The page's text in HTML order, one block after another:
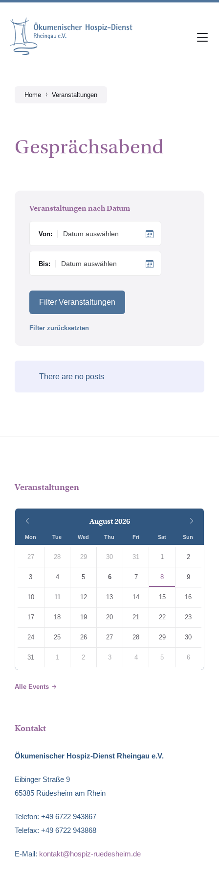
Skip
content
Skip
main
navigation
Skip
footer
Home Veranstaltungen
Gesprächsabend
Veranstaltungen nach Datum
Von:
Bis:
Filter Veranstaltungen
Filter zurücksetzten
There are no posts
Veranstaltungen
August2026
Month
Mon Tue Wed Thu Fri Sat Sun
calendar
27 28 29 30 31 1 2
3 4 5 6 7 8 9
10 11 12 13 14 15 16
17 18 19 20 21 22 23
24 25 26 27 28 29 30
31 1 2 3 4 5 6
to
calendar
Alle Events
Kontakt
Ökumenischer Hospiz-Dienst Rheingau e.V.
Eibinger Straße 9
65385 Rüdesheim am Rhein
Telefon: +49 6722 943867
Telefax: +49 6722 943868
E-Mail: kontakt@hospiz-ruedesheim.de